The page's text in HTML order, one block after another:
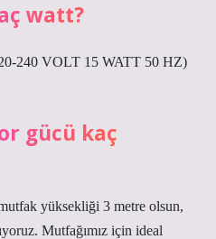
watt?
240 VOLT 15 WATT 50 HZ)
gücü kaç
yüksekliği 3 metre olsun,
Mutfağımız için ideal